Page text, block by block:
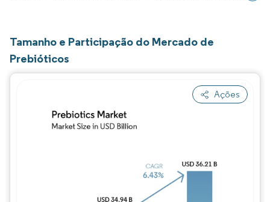
Tamanho e Participação do Mercado de
Prebióticos
Ações